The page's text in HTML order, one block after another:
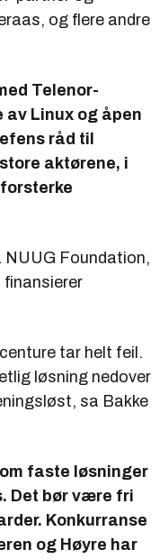
og flere andre
Telenor-
Linux og åpen
råd til
aktørene, i
NUUG Foundation,
tar helt feil.
løsning nedover
sa Bakke
faste løsninger
Det bør være fri
Konkurranse
og Høyre har